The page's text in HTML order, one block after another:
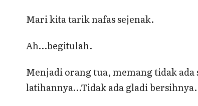
Mari kita tarik nafas sejenak.
Ah…begitulah.
Menjadi orang tua, memang tidak
latihannya…Tidak ada gladi bersihnya.